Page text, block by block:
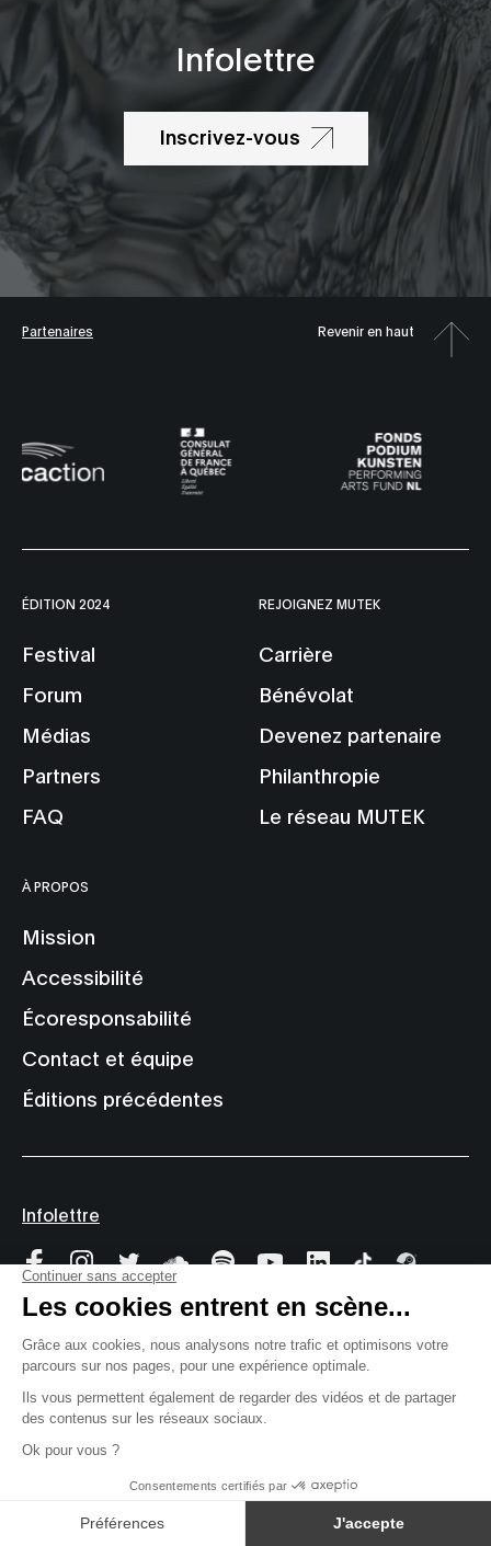
Infolettre
Inscrivez-vous
Partenaires Revenir en haut
ÉDITION 2024
Festival
Forum
Médias
Partners
FAQ
REJOIGNEZ MUTEK
Carrière
Bénévolat
Devenez partenaire
Philanthropie
Le réseau MUTEK
À PROPOS
Mission
Accessibilité
Écoresponsabilité
Contact et équipe
Éditions précédentes
Infolettre
Tous droits réservés